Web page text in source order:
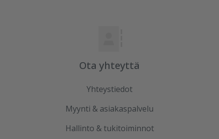
Ota yhteyttä
Yhteystiedot
Myynti & asiakaspalvelu
Hallinto & tukitoiminnot